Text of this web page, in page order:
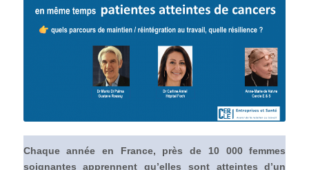
Chaque année en France, près de 10 000 femmes
soignantes apprennent qu’elles sont atteintes d’un